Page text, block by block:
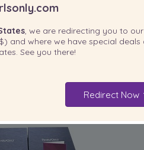
CON SU PRODUCTO
, we are redirecting you to our
and where we have special deals
. See you there!
Redirect Now